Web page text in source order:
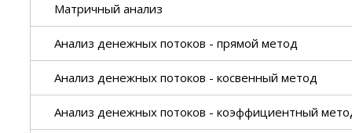
Матричный анализ
Анализ денежных потоков - прямой метод
Анализ денежных потоков - косвенный метод
Анализ денежных потоков - коэффициентный